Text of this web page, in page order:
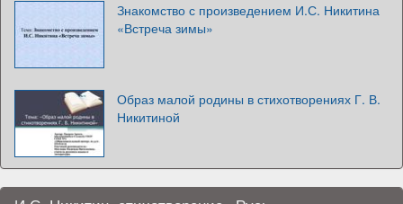
Знакомство с произведением И.С. Никитина
«Встреча зимы»
Образ малой родины в стихотворениях Г. В.
Никитиной